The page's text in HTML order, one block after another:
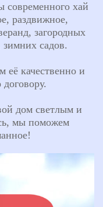
современного хай
раздвижное,
загородных
зимних садов.
качественно и
дом светлым и
мы поможем